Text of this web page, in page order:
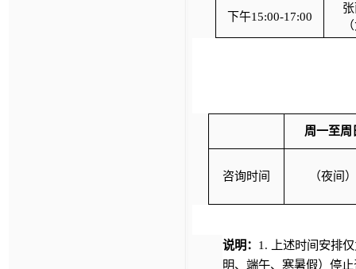
下午15:00-17:00
周一至周
咨询时间 （夜间）
说明： 1. 上述时间安排
明、端午、寒暑假）停